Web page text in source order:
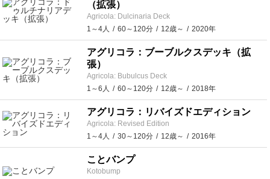
（拡張）
Agricola: Dulcinaria Deck
1～4人
60～120分 12歳～ 2020年
アグリコラ：ブーブルクスデッキ（拡
張）
Agricola: Bubulcus Deck
1～6人
60～120分 12歳～ 2018年
アグリコラ：リバイズドエディション
Agricola: Revised Edition
1～4人
30～120分 12歳～ 2016年
ことバンプ
Kotobump